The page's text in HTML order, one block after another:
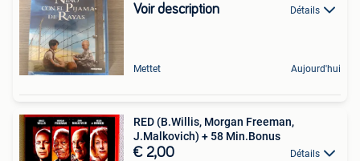
Voir description Détails
Mettet Aujourd'hui
RED (B.Willis, Morgan Freeman,
J.Malkovich) + 58 Min.Bonus
€ 2,00 Détails